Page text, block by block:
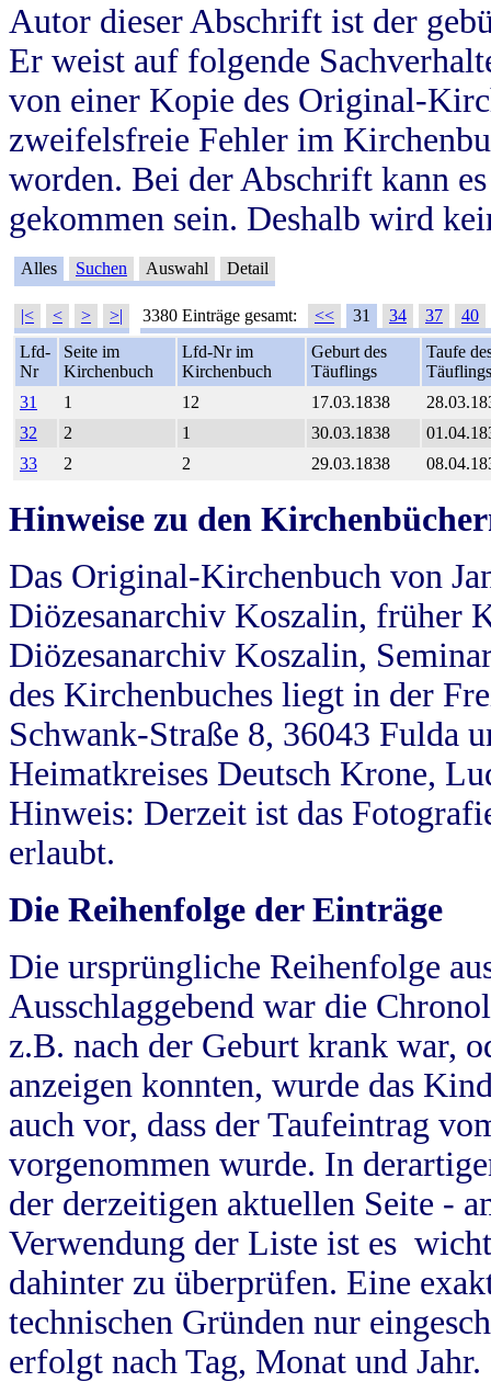
Autor dieser Abschrift ist der
Er weist auf folgende
von einer Kopie des Original-
zweifelsfreie Fehler im
worden. Bei der Abschrift kann
gekommen sein. Deshalb wird
Alles Suchen Auswahl Detail
|< < > >| 3380 Einträge gesamt: << 31 34 37
40
Lfd-
Nr
Seite im
Kirchenbuch
Lfd-Nr im
Kirchenbuch
Geburt des
Täuflings
Taufe
Täuflings
31
1 12 17.03.1838
32
2 1 30.03.1838
33
2 2 29.03.1838
Hinweise zu den
Das Original-Kirchenbuch von
Diözesanarchiv Koszalin, früher
Diözesanarchiv Koszalin,
des Kirchenbuches liegt in der
Schwank-Straße 8, 36043 Fulda
Heimatkreises Deutsch Krone,
Hinweis: Derzeit ist das
erlaubt.
Die Reihenfolge der Einträge
Die ursprüngliche Reihenfolge
Ausschlaggebend war die
z.B. nach der Geburt krank war,
anzeigen konnten, wurde das
auch vor, dass der Taufeintrag
vorgenommen wurde. In
der derzeitigen aktuellen Seite -
Verwendung der Liste ist es
dahinter zu überprüfen. Eine
technischen Gründen nur
erfolgt nach Tag, Monat und Jahr.